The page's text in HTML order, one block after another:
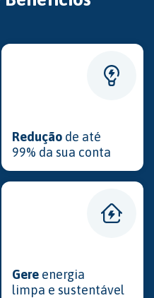
Reduçãode até
99% da sua conta
Gereenergia
limpa e sustentável